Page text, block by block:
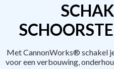
Met CannonWorks® schakel
voor een verbouwing,